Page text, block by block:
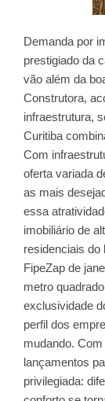
Demanda por
prestigiado da
vão além da
Construtora,
infraestrutura,
Curitiba
Com
oferta variada
as mais
essa
imobiliário de
residenciais do
FipeZap de
metro
exclusividade
perfil dos
mudando.
lançamentos
privilegiada: